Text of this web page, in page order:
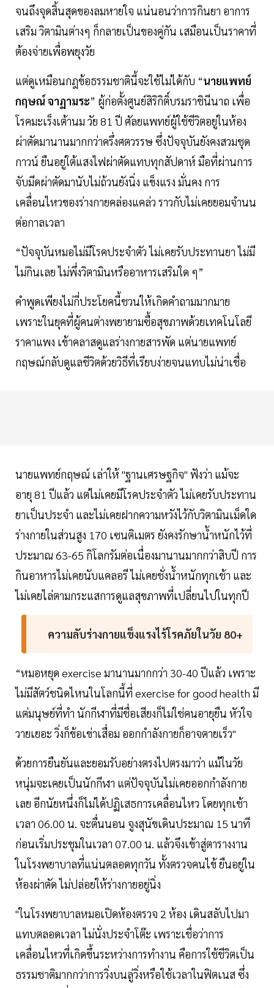
จนถึงจุดสิ้นสุดของลมหายใจ แน่นอนว่าการกินยา อาการ
เสริม วิตามินต่างๆ ก็กลายเป็นของคู่กัน เสมือนเป็นราคาที่
ต้องจ่ายเพื่อพยุงวัย
แต่ดูเหมือนกฎข้อธรรมชาตินี้จะใช้ไม่ได้กับ “นายแพทย์
กฤษณ์ จาฏามระ” ผู้ก่อตั้งศูนย์สิริกิติ์บรมราชินีนาถ เพื่อ
โรคมะเร็งเต้านม วัย 81 ปี ศัลยแพทย์ผู้ใช้ชีวิตอยู่ในห้อง
ผ่าตัดมานานมากกว่าครึ่งศตวรรษ ซึ่งปัจจุบันยังคงสวมชุด
กาวน์ ยืนอยู่ใต้แสงไฟผ่าตัดแทบทุกสัปดาห์ มือที่ผ่านการ
จับมีดผ่าตัดมานับไม่ถ้วนยังนิ่ง แข็งแรง มั่นคง การ
เคลื่อนไหวของร่างกายคล่องแคล่ว ราวกับไม่เคยยอมจำนน
ต่อกาลเวลา
“ปัจจุบันหมอไม่มีโรคประจำตัว ไม่เคยรับประทานยา ไม่มี
ไม่กินเลย ไม่พึ่งวิตามินหรืออาหารเสริมใด ๆ”
คำพูดเพียงไม่กี่ประโยคนี้ชวนให้เกิดคำถามมากมาย
เพราะในยุคที่ผู้คนต่างพยายามซื้อสุขภาพด้วยเทคโนโลยี
ราคาแพง เข้าคลาสดูแลร่างกายสารพัด แต่นายแพทย์
กฤษณ์กลับดูแลชีวิตด้วยวิธีที่เรียบง่ายจนแทบไม่น่าเชื่อ
นายแพทย์กฤษณ์ เล่าให้ "ฐานเศรษฐกิจ" ฟังว่า แม้จะ
อายุ 81 ปีแล้ว แต่ไม่เคยมีโรคประจำตัว ไม่เคยรับประทาน
ยาเป็นประจำ และไม่เคยฝากความหวังไว้กับวิตามินเม็ดใด
ร่างกายในส่วนสูง 170 เซนติเมตร ยังคงรักษาน้ำหนักไว้ที่
ประมาณ 63-65 กิโลกรัมต่อเนื่องมานานมากกว่าสิบปี การ
กินอาหารไม่เคยนับแคลอรี ไม่เคยชั่งน้ำหนักทุกเช้า และ
ไม่เคยไล่ตามกระแสการดูแลสุขภาพที่เปลี่ยนไปในทุกปี
ความลับร่างกายแข็งแรงไร้โรคภัยในวัย 80+
“หมอหยุด exercise มานานมากกว่า 30-40 ปีแล้ว เพราะ
ไม่มีสัตว์ชนิดไหนในโลกนี้ที่ exercise for good health มี
แต่มนุษย์ที่ทำ นักกีฬาที่มีชื่อเสียงก็ไม่ใช่คนอายุยืน หัวใจ
วายเยอะ วิ่งก็ข้อเข่าเสื่อม ออกกำลังกายก็อาจตายเร็ว"
ด้วยการยืนยันและยอมรับอย่างตรงไปตรงมาว่า แม้ในวัย
หนุ่มจะเคยเป็นนักกีฬา แต่ปัจจุบันไม่เคยออกกำลังกาย
เลย อีกนัยหนึ่งก็ไม่ได้ปฏิเสธการเคลื่อนไหว โดยทุกเช้า
เวลา 06.00 น. จะตื่นนอน จูงสุนัขเดินประมาณ 15 นาที
ก่อนเริ่มประชุมในเวลา 07.00 น. แล้วจึงเข้าสู่ตารางงาน
ในโรงพยาบาลที่แน่นตลอดทุกวัน ทั้งตรวจคนไข้ ยืนอยู่ใน
ห้องผ่าตัด ไม่ปล่อยให้ร่างกายอยู่นิ่ง
"ในโรงพยาบาลหมอเปิดห้องตรวจ 2 ห้อง เดินสลับไปมา
แทบตลอดเวลา ไม่นั่งประจำโต๊ะ เพราะเชื่อว่าการ
เคลื่อนไหวที่เกิดขึ้นระหว่างการทำงาน คือการใช้ชีวิตเป็น
ธรรมชาติมากกว่าการวิ่งบนลู่วิ่งหรือใช้เวลาในฟิตเนส ซึ่ง